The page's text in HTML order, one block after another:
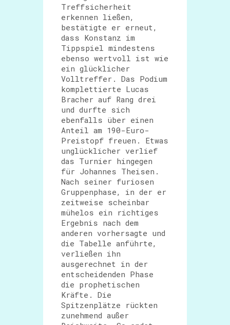
Treffsicherheit
erkennen ließen,
bestätigte er erneut,
dass Konstanz im
Tippspiel mindestens
ebenso wertvoll ist wie
ein glücklicher
Volltreffer. Das Podium
komplettierte Lucas
Bracher auf Rang drei
und durfte sich
ebenfalls über einen
Anteil am 190-Euro-
Preistopf freuen. Etwas
unglücklicher verlief
das Turnier hingegen
für Johannes Theisen.
Nach seiner furiosen
Gruppenphase, in der er
zeitweise scheinbar
mühelos ein richtiges
Ergebnis nach dem
anderen vorhersagte und
die Tabelle anführte,
verließen ihn
ausgerechnet in der
entscheidenden Phase
die prophetischen
Kräfte. Die
Spitzenplätze rückten
zunehmend außer